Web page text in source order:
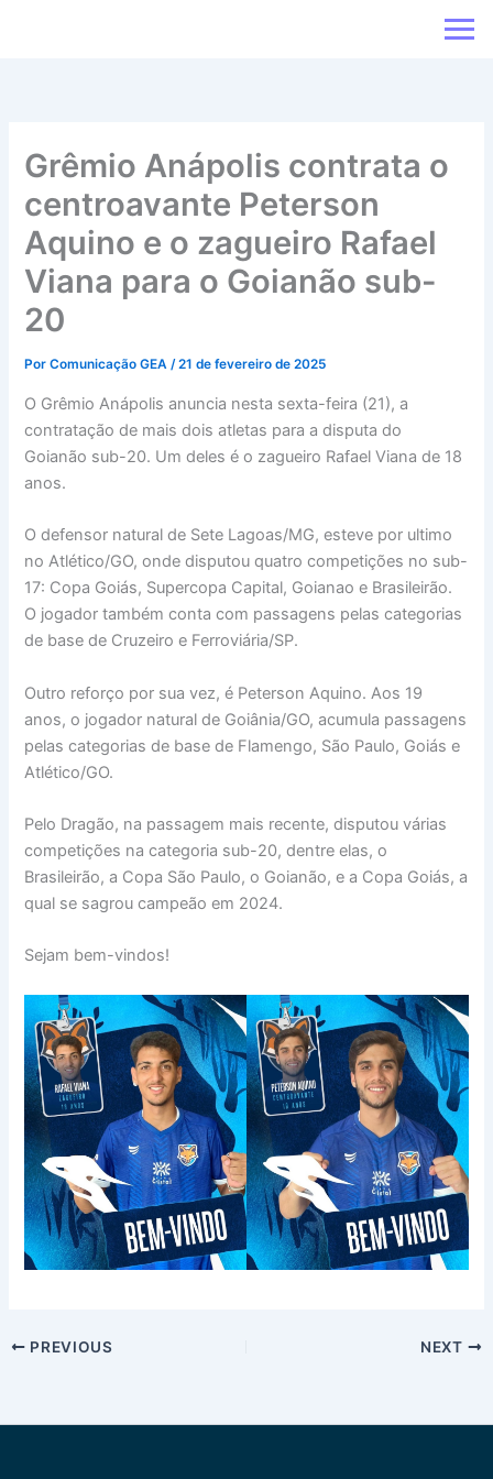
Grêmio Anápolis contrata o
centroavante Peterson
Aquino e o zagueiro Rafael
Viana para o Goianão sub-
20
PorComunicação GEA/21 de fevereiro de 2025
O Grêmio Anápolis anuncia nesta sexta-feira (21), a
contratação de mais dois atletas para a disputa do
Goianão sub-20. Um deles é o zagueiro Rafael Viana de 18
anos.
O defensor natural de Sete Lagoas/MG, esteve por ultimo
no Atlético/GO, onde disputou quatro competições no sub-
17: Copa Goiás, Supercopa Capital, Goianao e Brasileirão.
O jogador também conta com passagens pelas categorias
de base de Cruzeiro e Ferroviária/SP.
Outro reforço por sua vez, é Peterson Aquino. Aos 19
anos, o jogador natural de Goiânia/GO, acumula passagens
pelas categorias de base de Flamengo, São Paulo, Goiás e
Atlético/GO.
Pelo Dragão, na passagem mais recente, disputou várias
competições na categoria sub-20, dentre elas, o
Brasileirão, a Copa São Paulo, o Goianão, e a Copa Goiás, a
qual se sagrou campeão em 2024.
Sejam bem-vindos!
PREVIOUS NEXT